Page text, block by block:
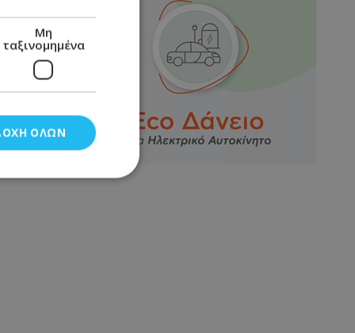
Μη
ταξινομημένα
ΌΛΩΝ
και τη